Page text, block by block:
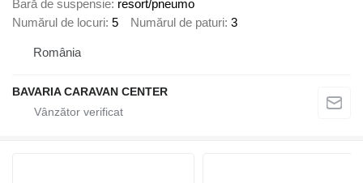
Bară de suspensie resort/pneumo
Numărul de locuri 5 Numărul de paturi 3
România
BAVARIA CARAVAN CENTER